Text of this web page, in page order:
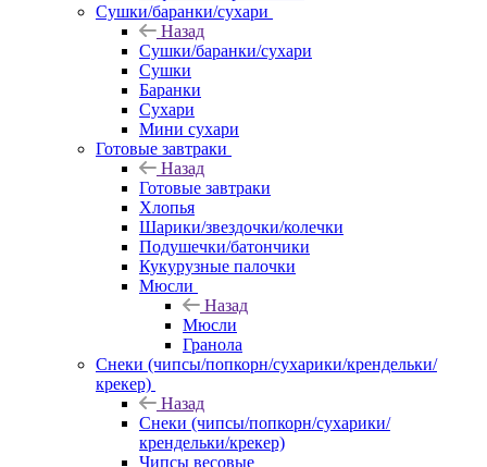
Сушки/баранки/сухари
Назад
Сушки/баранки/сухари
Сушки
Баранки
Сухари
Мини сухари
Готовые завтраки
Назад
Готовые завтраки
Хлопья
Шарики/звездочки/колечки
Подушечки/батончики
Кукурузные палочки
Мюсли
Назад
Мюсли
Гранола
Снеки (чипсы/попкорн/сухарики/крендельки/
крекер)
Назад
Снеки (чипсы/попкорн/сухарики/
крендельки/крекер)
Чипсы весовые